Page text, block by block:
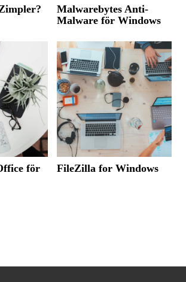
Malwarebytes Anti-
Malware för Windows
för
FileZilla for Windows